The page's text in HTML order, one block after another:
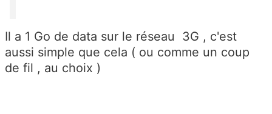
Il a 1 Go de data sur le réseau 3G , c'est
aussi simple que cela ( ou comme un coup
de fil , au choix )